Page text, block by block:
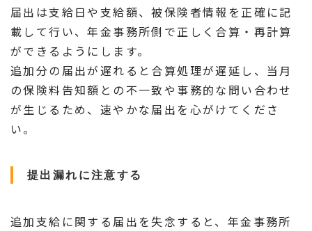
届出は支給日や支給額、被保険者情報を正確に記
載して行い、年金事務所側で正しく合算・再計算
ができるようにします。
追加分の届出が遅れると合算処理が遅延し、当月
の保険料告知額との不一致や事務的な問い合わせ
が生じるため、速やかな届出を心がけてくださ
い。
提出漏れに注意する
追加支給に関する届出を失念すると、年金事務所